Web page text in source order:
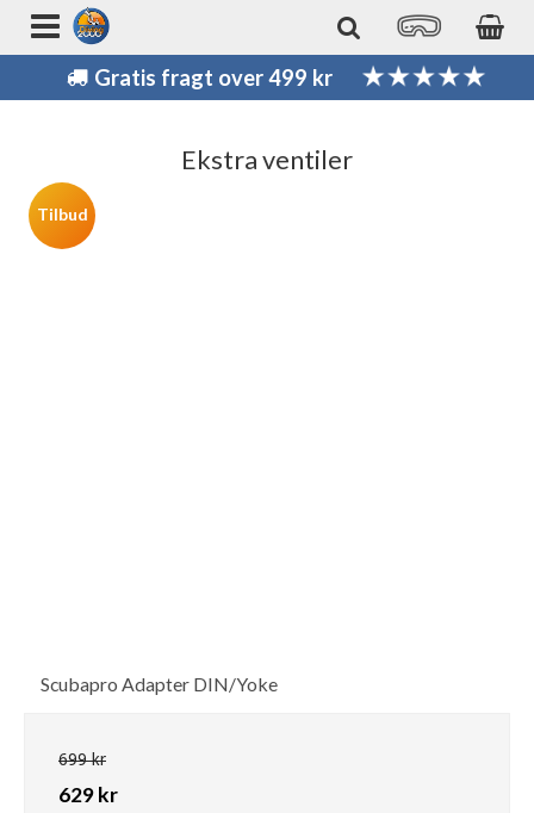
Gratis fragt over 499 kr
Ekstra ventiler
Tilbud
Scubapro Adapter DIN/Yoke
699 kr
629 kr